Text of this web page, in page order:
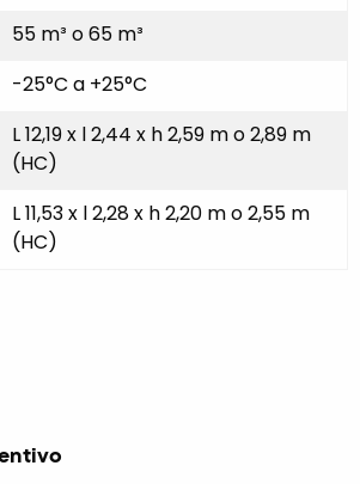
55 m³ o 65 m³
-25°C a +25°C
L 12,19 x l 2,44 x h 2,59 m o 2,89 m
(HC)
L 11,53 x l 2,28 x h 2,20 m o 2,55 m
(HC)